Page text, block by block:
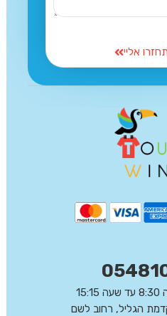
אליי
הגליל, רחוב לשם